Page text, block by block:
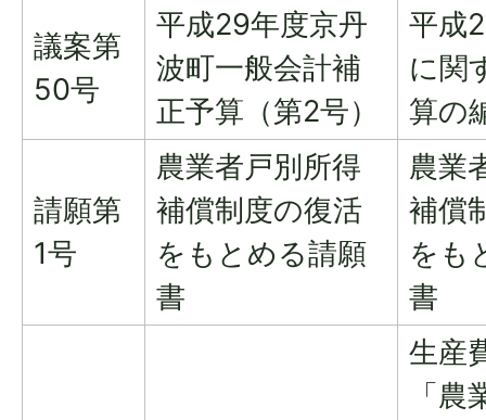
議案第
50号
平成29年度京丹
波町一般会計補
正予算（第2号）
平成
に関
算の
請願第
1号
農業者戸別所得
補償制度の復活
をもとめる請願
書
農業
補償
をも
書
生産
「